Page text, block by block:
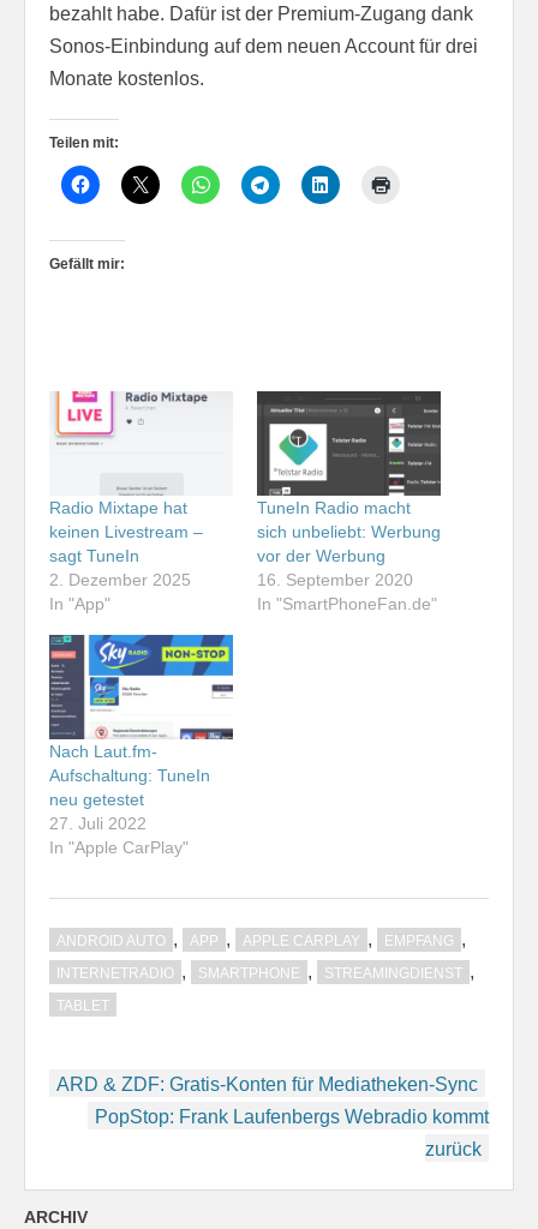
bezahlt habe. Dafür ist der Premium-Zugang dank
Sonos-Einbindung auf dem neuen Account für drei
Monate kostenlos.
Teilen mit:
Gefällt mir:
Radio Mixtape hat
keinen Livestream –
sagt TuneIn
2. Dezember 2025
In "App"
TuneIn Radio macht
sich unbeliebt: Werbung
vor der Werbung
16. September 2020
In "SmartPhoneFan.de"
Nach Laut.fm-
Aufschaltung: TuneIn
neu getestet
27. Juli 2022
In "Apple CarPlay"
ANDROID AUTO , APP , APPLE CARPLAY , EMPFANG ,
INTERNETRADIO , SMARTPHONE , STREAMINGDIENST ,
TABLET
Beitragsnavigation
ARD & ZDF: Gratis-Konten für Mediatheken-Sync
PopStop: Frank Laufenbergs Webradio kommt
zurück
ARCHIV